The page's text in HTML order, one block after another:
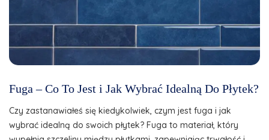
Fuga – Co To Jest i Jak Wybrać Idealną Do Płytek?
Czy zastanawiałeś się kiedykolwiek, czym jest fuga i jak
wybrać idealną do swoich płytek? Fuga to materiał, który